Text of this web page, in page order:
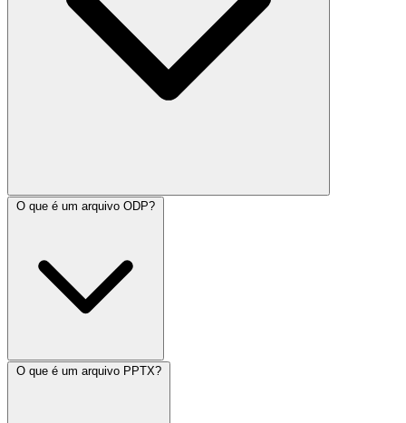
O que é um arquivo ODP?
O que é um arquivo PPTX?